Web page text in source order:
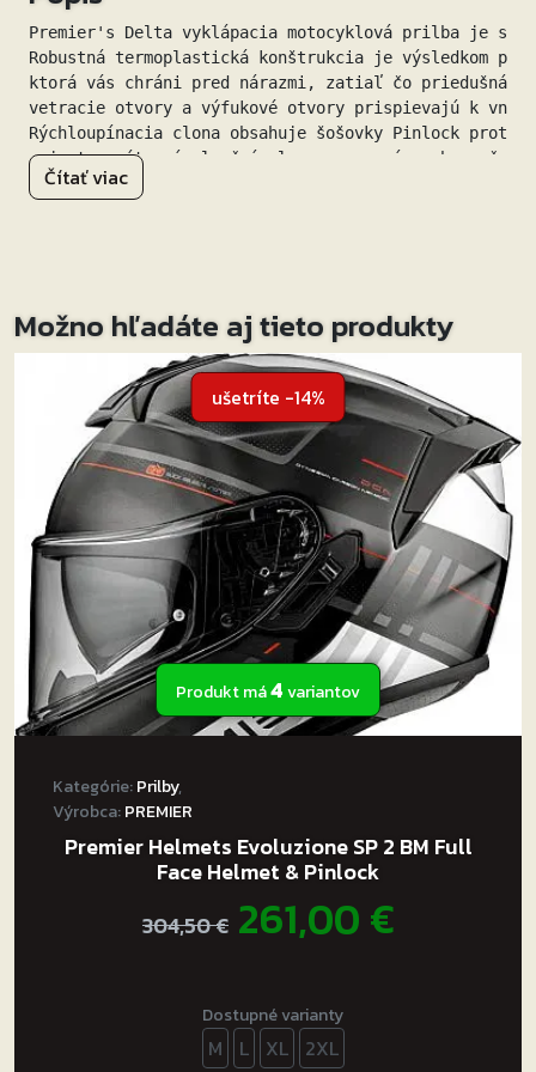
Premier's Delta vyklápacia motocyklová prilba je
Robustná termoplastická konštrukcia je výsledkom
ktorá vás chráni pred nárazmi, zatiaľ čo priedušná
vetracie otvory a výfukové otvory prispievajú k
Rýchloupínacia clona obsahuje šošovky Pinlock proti
a je tu vnútorná slnečná clona pre pasívnu
Nosíš okuliare? Žiadny problém, Delta ich ľahko
• Vnútorná slnečná clona
• 2 vetracie otvory a 1 výstup vzduchu pre ventiláciu
• Pripravené pre Bluetooth na pripojenie k smartfónu/
• Priedušná, vyberateľná a prateľná vnútorná podšívka
• Mikrometrická pracka
• ECE 22.05
• Hmotnosť: 1,760 ± 50 g
Čítať viac
Možno hľadáte aj tieto produkty
Produkt má4variantov
ušetríte -14%
Kategórie:Prilby,
Výrobca:PREMIER
Premier Helmets Evoluzione SP 2 BM Full
Face Helmet & Pinlock
304,50€ Pôvodná
bola:
261,00€
Dostupné varianty
M L XL 2XL